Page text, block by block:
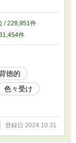
/ 228,951件
件
徳的
色々受け
登録日 2024.10.31